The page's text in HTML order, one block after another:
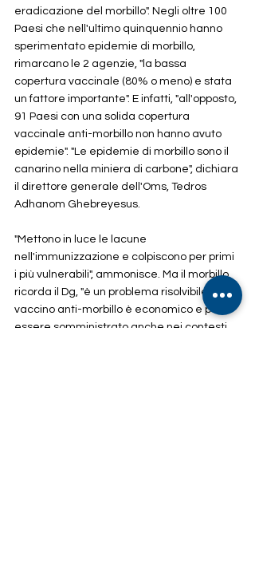
eradicazione del morbillo". Negli oltre 100
Paesi che nell'ultimo quinquennio hanno
sperimentato epidemie di morbillo,
rimarcano le 2 agenzie, "la bassa
copertura vaccinale (80% o meno) e stata
un fattore importante". E infatti, "all'opposto,
91 Paesi con una solida copertura
vaccinale anti-morbillo non hanno avuto
epidemie". "Le epidemie di morbillo sono il
canarino nella miniera di carbone", dichiara
il direttore generale dell'Oms, Tedros
Adhanom Ghebreyesus.
"Mettono in luce le lacune
nell'immunizzazione e colpiscono per primi
i più vulnerabili", ammonisce. Ma il morbillo,
ricorda il Dg, "è un problema risolvibile. Il
vaccino anti-morbillo è economico e può
essere somministrato anche nei contesti